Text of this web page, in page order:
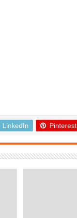
LinkedIn Pinterest